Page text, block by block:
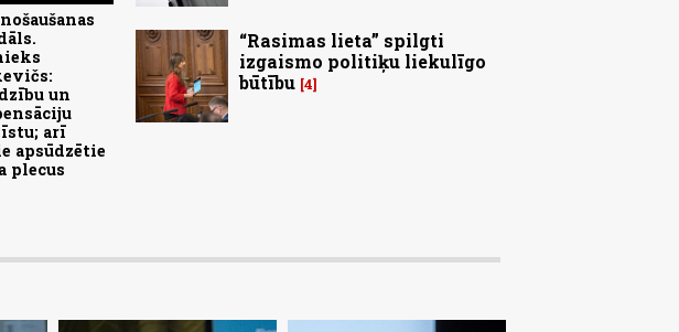
un
arī
apsūdzētie
plecus
“Rasimas lieta” spilgti
izgaismo politiķu liekulīgo
būtību 4